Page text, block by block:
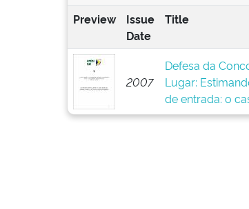
Preview
Issue
Date
Title
2007
Defesa da
Lugar:
de entrada: o